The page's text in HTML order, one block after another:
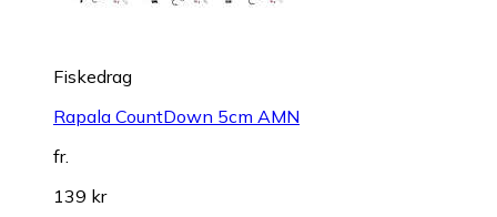
Fiskedrag
Rapala CountDown 5cm AMN
fr.
139 kr